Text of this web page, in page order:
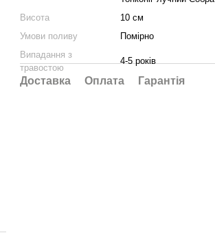
Висота
10 см
Умови поливу
Помірно
Випадання з
травостою
4-5 років
Доставка Оплата Гарантія